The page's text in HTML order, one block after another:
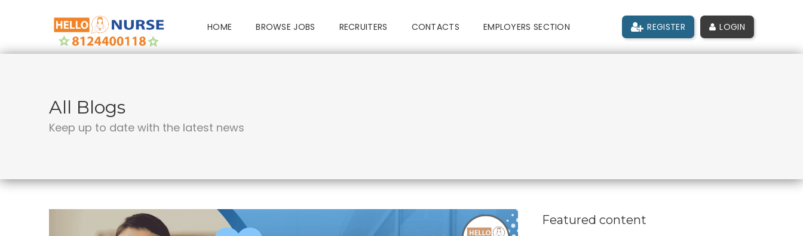
HOME BROWSE JOBS RECRUITERS CONTACTS EMPLOYERS SECTION REGISTER LOGIN
All Blogs
Keep up to date with the latest news
Featured content